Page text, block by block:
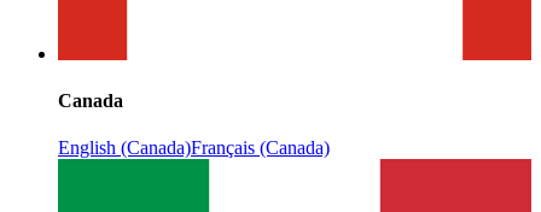
Canada
English (Canada)Français (Canada)